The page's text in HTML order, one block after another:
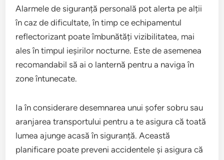
Alarmele de siguranță personală pot alerta pe alții
în caz de dificultate, în timp ce echipamentul
reflectorizant poate îmbunătăți vizibilitatea, mai
ales în timpul ieșirilor nocturne. Este de asemenea
recomandabil să ai o lanternă pentru a naviga în
zone întunecate.
Ia în considerare desemnarea unui șofer sobru sau
aranjarea transportului pentru a te asigura că toată
lumea ajunge acasă în siguranță. Această
planificare poate preveni accidentele și asigura că